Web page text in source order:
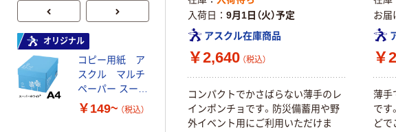
入荷日
9月1日（火）予定
アスクル在庫商品
￥2,640 （税込）
コンパクトでかさばらない薄手のレ
インポンチョです。防災備蓄用や野
外イベント用にご利用いただけま
お届
￥
薄手
です
どで
オリジナル
コピー用紙 ア
スクル マルチ
ペーパー スーパ
ーホワイト+
￥149~ （税込）
オリジナル
ゴミ袋 エコノミ
透明 高密度タイ
プ 詰替用 バイ
オマス素材10％
￥616~ （税込）
本気プライス
【ガ
カラ
プ
￥